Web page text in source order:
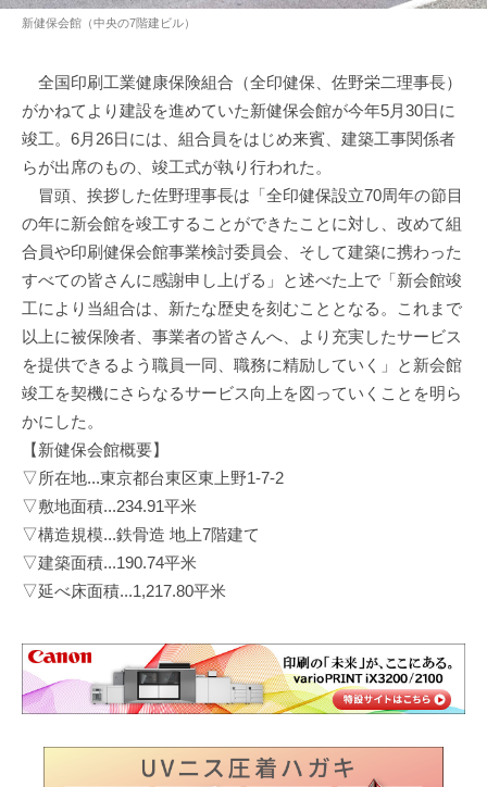
新健保会館（中央の7階建ビル）
全国印刷工業健康保険組合（全印健保、佐野栄二理事長）
がかねてより建設を進めていた新健保会館が今年5月30日に
竣工。6月26日には、組合員をはじめ来賓、建築工事関係者
らが出席のもの、竣工式が執り行われた。
冒頭、挨拶した佐野理事長は「全印健保設立70周年の節目
の年に新会館を竣工することができたことに対し、改めて組
合員や印刷健保会館事業検討委員会、そして建築に携わった
すべての皆さんに感謝申し上げる」と述べた上で「新会館竣
工により当組合は、新たな歴史を刻むこととなる。これまで
以上に被保険者、事業者の皆さんへ、より充実したサービス
を提供できるよう職員一同、職務に精励していく」と新会館
竣工を契機にさらなるサービス向上を図っていくことを明ら
かにした。
【新健保会館概要】
▽所在地...東京都台東区東上野1-7-2
▽敷地面積...234.91平米
▽構造規模...鉄骨造 地上7階建て
▽建築面積...190.74平米
▽延べ床面積...1,217.80平米